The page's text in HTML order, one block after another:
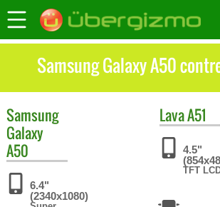
Samsung Galaxy A50
Samsung
Galaxy
A50
6.4"
(2340x1080)
LavaA51
4.5"
TFT